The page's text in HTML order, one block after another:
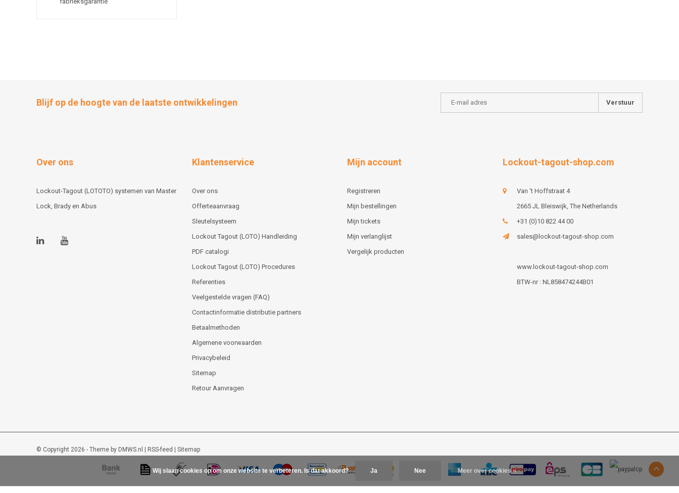
Blijf op de hoogte van de laatste ontwikkelingen Verstuur
Over ons
Lockout-Tagout (LOTOTO) systemen van Master
Lock, Brady en Abus
Klantenservice
Over ons
Offerteaanvraag
Sleutelsysteem
Lockout Tagout (LOTO) Handleiding
PDF catalogi
Lockout Tagout (LOTO) Procedures
Referenties
Veelgestelde vragen (FAQ)
Contactinformatie distributie partners
Betaalmethoden
Algemene voorwaarden
Privacybeleid
Sitemap
Retour Aanvragen
Mijn account
Registreren
Mijn bestellingen
Mijn tickets
Mijn verlanglijst
Vergelijk producten
Lockout-tagout-shop.com
Van 't Hoffstraat 4
2665 JL Bleiswijk, The Netherlands
+31 (0)10 822 44 00
sales@lockout-tagout-shop.com
www.lockout-tagout-shop.com
BTW-nr : NL858474244B01
© Copyright 2026 - Theme by DMWS.nl | RSS-feed | Sitemap
Lockout-tagout-shop 9/10-48beoordelingen opKiyoh
Wij slaan cookies op om onze website te verbeteren. Is dat akkoord? Ja Nee Meer over cookies »